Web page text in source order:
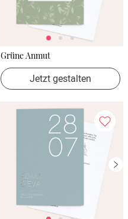
Grüne Anmut
Jetzt gestalten